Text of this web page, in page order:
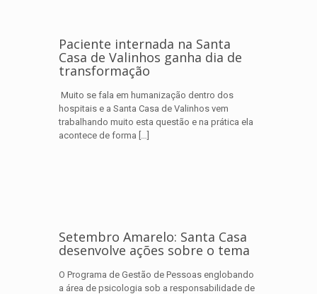
Paciente internada na Santa
Casa de Valinhos ganha dia de
transformação
Muito se fala em humanização dentro dos
hospitais e a Santa Casa de Valinhos vem
trabalhando muito esta questão e na prática ela
acontece de forma […]
Setembro Amarelo: Santa Casa
desenvolve ações sobre o tema
O Programa de Gestão de Pessoas englobando
a área de psicologia sob a responsabilidade de